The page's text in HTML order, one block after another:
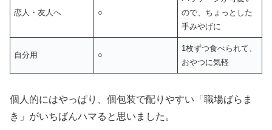
恋人・友人へ ○
ので、ちょっとした
手みやげに
自分用 ○
1枚ずつ食べられて、
おやつに気軽
個人的にはやっぱり、個包装で配りやすい「職場ばらま
き」がいちばんハマると思いました。